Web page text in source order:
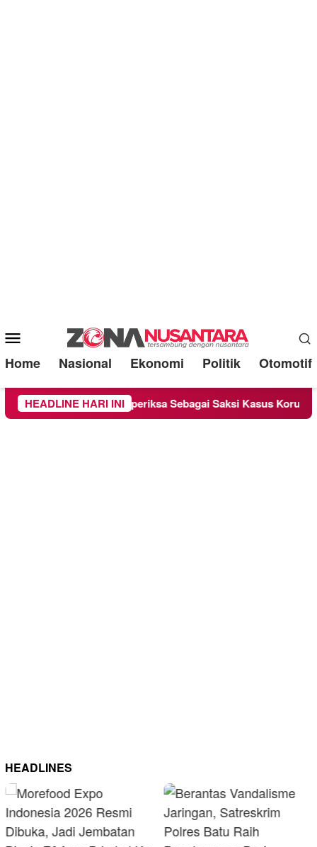
Mobile
Menu
Home Nasional Ekonomi Politik Otomotif
HEADLINE HARI INI
Lounge Chandra Diperiksa Sebagai Saksi Kasus Korupsi
HEADLINES